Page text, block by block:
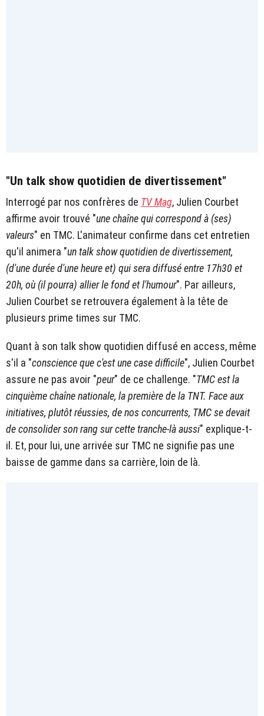
"Un talk show quotidien de divertissement"
Interrogé par nos confrères de TV Mag, Julien Courbet
affirme avoir trouvé "une chaîne qui correspond à (ses)
valeurs" en TMC. L'animateur confirme dans cet entretien
qu'il animera "un talk show quotidien de divertissement,
(d'une durée d'une heure et) qui sera diffusé entre 17h30 et
20h, où (il pourra) allier le fond et l'humour". Par ailleurs,
Julien Courbet se retrouvera également à la tête de
plusieurs prime times sur TMC.
Quant à son talk show quotidien diffusé en access, même
s'il a "conscience que c'est une case difficile", Julien Courbet
assure ne pas avoir "peur" de ce challenge. "TMC est la
cinquième chaîne nationale, la première de la TNT. Face aux
initiatives, plutôt réussies, de nos concurrents, TMC se devait
de consolider son rang sur cette tranche-là aussi" explique-t-
il. Et, pour lui, une arrivée sur TMC ne signifie pas une
baisse de gamme dans sa carrière, loin de là.